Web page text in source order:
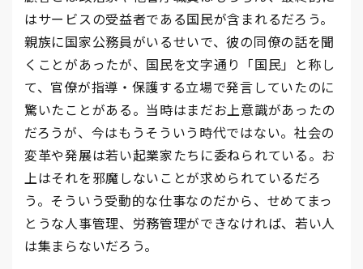
はサービスの受益者である国民が含まれるだろう。
親族に国家公務員がいるせいで、彼の同僚の話を聞
くことがあったが、国民を文字通り「国民」と称し
て、官僚が指導・保護する立場で発言していたのに
驚いたことがある。当時はまだお上意識があったの
だろうが、今はもうそういう時代ではない。社会の
変革や発展は若い起業家たちに委ねられている。お
上はそれを邪魔しないことが求められているだろ
う。そういう受動的な仕事なのだから、せめてまっ
とうな人事管理、労務管理ができなければ、若い人
は集まらないだろう。